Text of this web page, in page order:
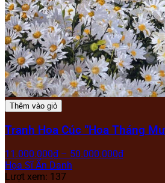
Thêm vào giỏ
Tranh Hoa Cúc “Hoa Tháng
11.000.000₫ – 50.000.000₫
Họa Sĩ Ẩn Danh
Lượt xem: 137